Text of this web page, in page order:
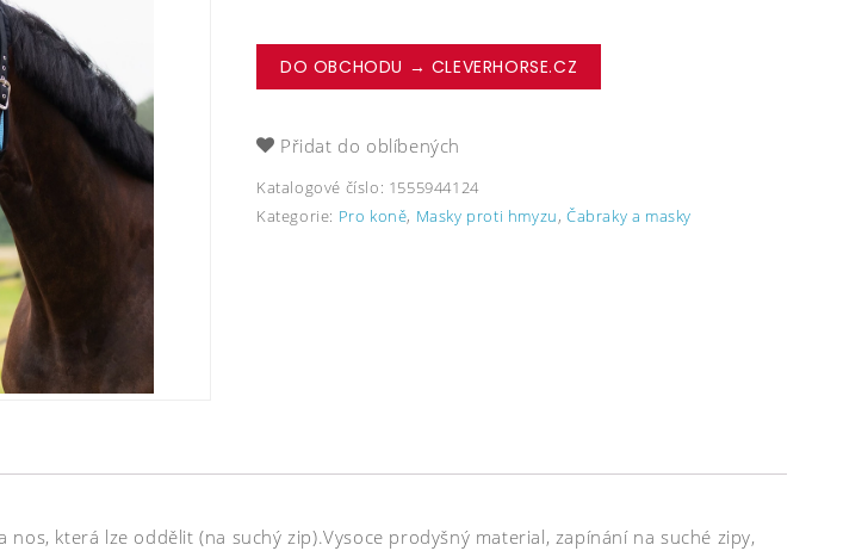
DO OBCHODU → CLEVERHORSE.CZ
Přidat do oblíbených
Katalogové číslo: 1555944124
Kategorie: Pro koně, Masky proti hmyzu,Čabraky a masky
nos, která lze oddělit (na suchý zip).Vysoce prodyšný material, zapínání na suché zipy,